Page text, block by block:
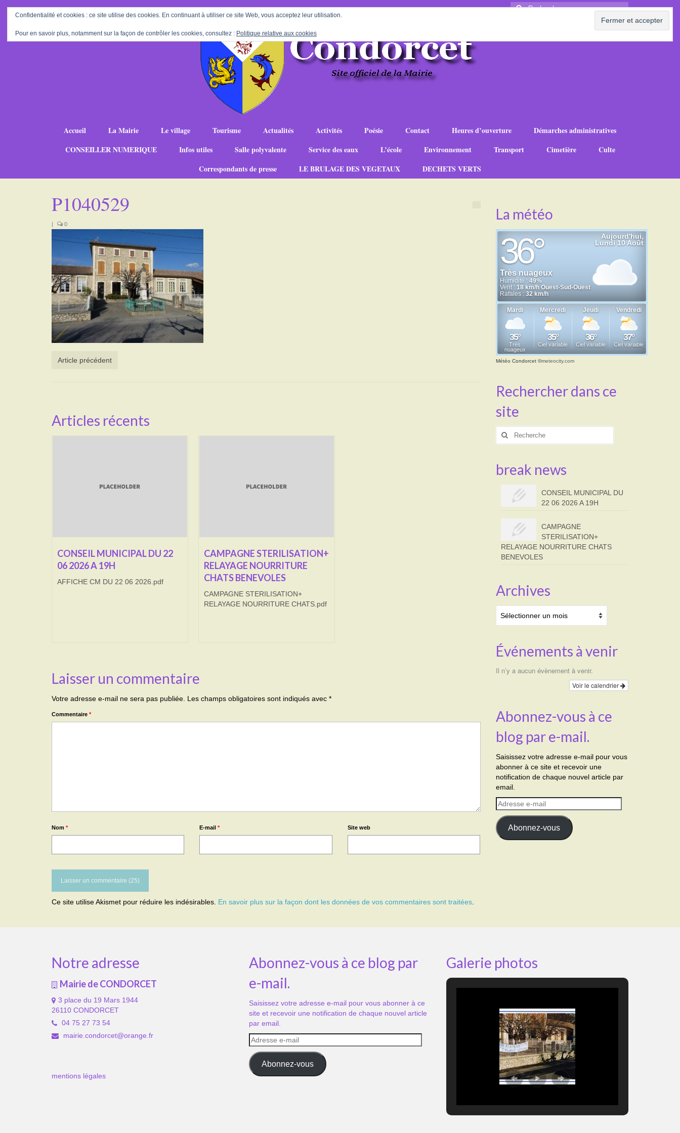
Rechercher
Accueil La Mairie Le village Tourisme Actualités Activités Poésie Contact Heures d’ouverture
Démarches administratives
CONSEILLER NUMERIQUE
Infos utiles Salle polyvalente Service des eaux L’école Environnement Transport Cimetière
Culte
Correspondants de presse
LE BRULAGE DES VEGETAUX DECHETS VERTS
P1040529
| 0
Article précédent
Articles récents
CONSEIL MUNICIPAL DU 22
06 2026 A 19H
AFFICHE CM DU 22 06 2026.pdf
CAMPAGNE STERILISATION+
RELAYAGE NOURRITURE
CHATS BENEVOLES
CAMPAGNE STERILISATION+
RELAYAGE NOURRITURE CHATS.pdf
Laisser un commentaire
Votre adresse e-mail ne sera pas publiée. Les champs obligatoires sont indiqués avec *
Commentaire *
Nom * E-mail* Site web
Ce site utilise Akismet pour réduire les indésirables. En savoir plus sur la façon dont les données de vos commentaires sont traitées
La météo
Météo Condorcet©meteocity.com
Rechercher dans ce
site
Rechercher
break news
CONSEIL MUNICIPAL DU
22 06 2026 A 19H
CAMPAGNE
STERILISATION+
RELAYAGE NOURRITURE CHATS
BENEVOLES
Archives
Événements à venir
Il n’y a aucun évènement à venir.
Voir le calendrier
Abonnez-vous à ce
blog par e-mail.
Saisissez votre adresse e-mail pour vous
abonner à ce site et recevoir une
notification de chaque nouvel article par
email.
Adresse
e-
mail
Abonnez-vous
Notre adresse
Mairie de CONDORCET
3 place du 19 Mars 1944
26110 CONDORCET
04 75 27 73 54
mairie.condorcet@orange.fr
mentions légales
Abonnez-vous à ce blog par
e-mail.
Saisissez votre adresse e-mail pour vous abonner à ce
site et recevoir une notification de chaque nouvel article
par email.
Adresse
e-
mail
Abonnez-vous
Galerie photos
Confidentialité et cookies : ce site utilise des cookies. En continuant à utiliser ce site Web, vous acceptez leur utilisation.
Pour en savoir plus, notamment sur la façon de contrôler les cookies, consultez : Politique relative aux cookies